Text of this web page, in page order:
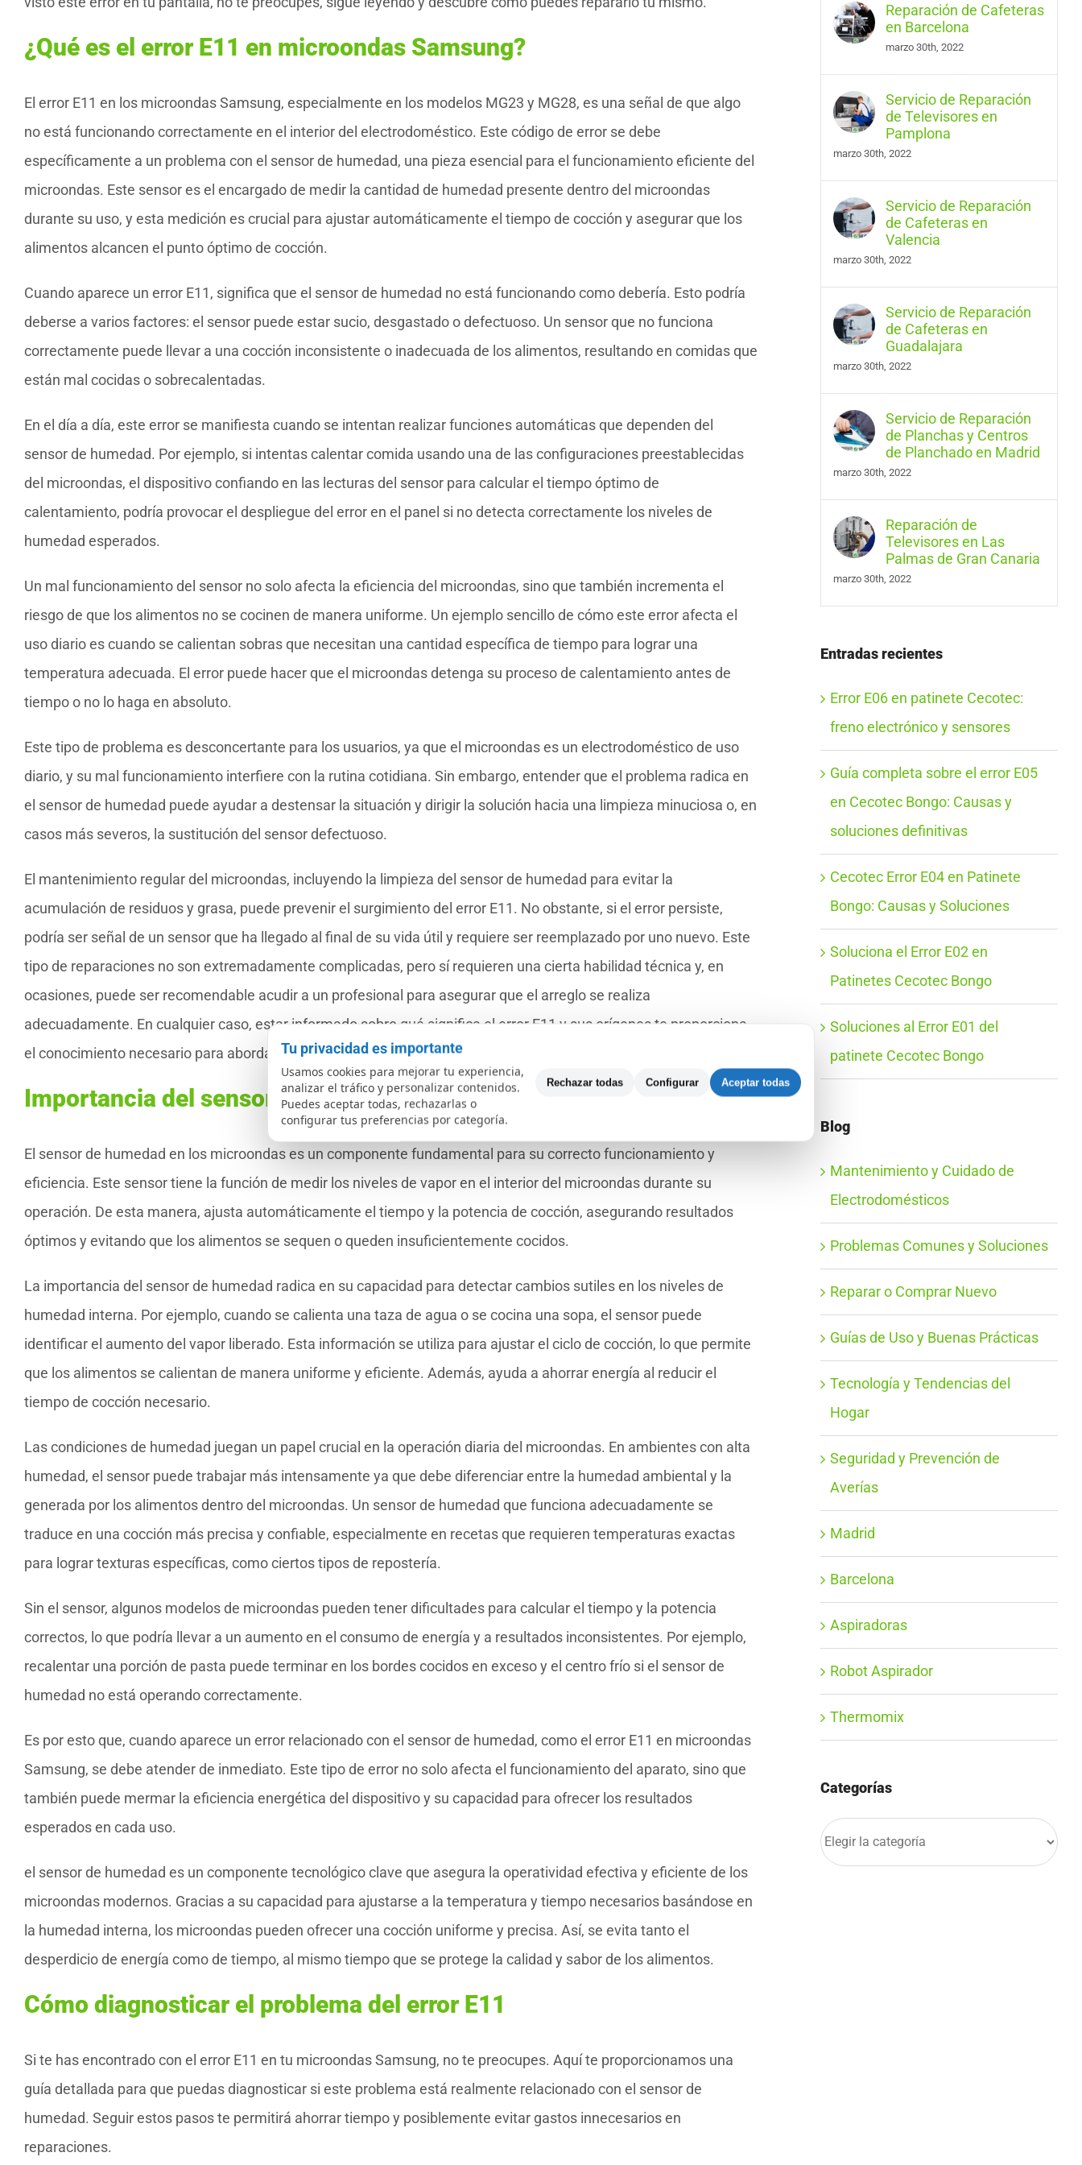
¿Qué es el error E11 en microondas Samsung?
El error E11 en los microondas Samsung, especialmente en los modelos MG23 y MG28, es una señal de que algo
no está funcionando correctamente en el interior del electrodoméstico. Este código de error se debe
específicamente a un problema con el sensor de humedad, una pieza esencial para el funcionamiento eficiente del
microondas. Este sensor es el encargado de medir la cantidad de humedad presente dentro del microondas
durante su uso, y esta medición es crucial para ajustar automáticamente el tiempo de cocción y asegurar que los
alimentos alcancen el punto óptimo de cocción.
Cuando aparece un error E11, significa que el sensor de humedad no está funcionando como debería. Esto podría
deberse a varios factores: el sensor puede estar sucio, desgastado o defectuoso. Un sensor que no funciona
correctamente puede llevar a una cocción inconsistente o inadecuada de los alimentos, resultando en comidas que
están mal cocidas o sobrecalentadas.
En el día a día, este error se manifiesta cuando se intentan realizar funciones automáticas que dependen del
sensor de humedad. Por ejemplo, si intentas calentar comida usando una de las configuraciones preestablecidas
del microondas, el dispositivo confiando en las lecturas del sensor para calcular el tiempo óptimo de
calentamiento, podría provocar el despliegue del error en el panel si no detecta correctamente los niveles de
humedad esperados.
Un mal funcionamiento del sensor no solo afecta la eficiencia del microondas, sino que también incrementa el
riesgo de que los alimentos no se cocinen de manera uniforme. Un ejemplo sencillo de cómo este error afecta el
uso diario es cuando se calientan sobras que necesitan una cantidad específica de tiempo para lograr una
temperatura adecuada. El error puede hacer que el microondas detenga su proceso de calentamiento antes de
tiempo o no lo haga en absoluto.
Este tipo de problema es desconcertante para los usuarios, ya que el microondas es un electrodoméstico de uso
diario, y su mal funcionamiento interfiere con la rutina cotidiana. Sin embargo, entender que el problema radica en
el sensor de humedad puede ayudar a destensar la situación y dirigir la solución hacia una limpieza minuciosa o, en
casos más severos, la sustitución del sensor defectuoso.
El mantenimiento regular del microondas, incluyendo la limpieza del sensor de humedad para evitar la
acumulación de residuos y grasa, puede prevenir el surgimiento del error E11. No obstante, si el error persiste,
podría ser señal de un sensor que ha llegado al final de su vida útil y requiere ser reemplazado por uno nuevo. Este
tipo de reparaciones no son extremadamente complicadas, pero sí requieren una cierta habilidad técnica y, en
ocasiones, puede ser recomendable acudir a un profesional para asegurar que el arreglo se realiza
adecuadamente. En cualquier caso, estar informado sobre qué significa el error E11 y sus orígenes te proporciona
el conocimiento necesario para abordar el problema con confianza.
Importancia del sensor de humedad en los microondas
El sensor de humedad en los microondas es un componente fundamental para su correcto funcionamiento y
eficiencia. Este sensor tiene la función de medir los niveles de vapor en el interior del microondas durante su
operación. De esta manera, ajusta automáticamente el tiempo y la potencia de cocción, asegurando resultados
óptimos y evitando que los alimentos se sequen o queden insuficientemente cocidos.
La importancia del sensor de humedad radica en su capacidad para detectar cambios sutiles en los niveles de
humedad interna. Por ejemplo, cuando se calienta una taza de agua o se cocina una sopa, el sensor puede
identificar el aumento del vapor liberado. Esta información se utiliza para ajustar el ciclo de cocción, lo que permite
que los alimentos se calientan de manera uniforme y eficiente. Además, ayuda a ahorrar energía al reducir el
tiempo de cocción necesario.
Las condiciones de humedad juegan un papel crucial en la operación diaria del microondas. En ambientes con alta
humedad, el sensor puede trabajar más intensamente ya que debe diferenciar entre la humedad ambiental y la
generada por los alimentos dentro del microondas. Un sensor de humedad que funciona adecuadamente se
traduce en una cocción más precisa y confiable, especialmente en recetas que requieren temperaturas exactas
para lograr texturas específicas, como ciertos tipos de repostería.
Sin el sensor, algunos modelos de microondas pueden tener dificultades para calcular el tiempo y la potencia
correctos, lo que podría llevar a un aumento en el consumo de energía y a resultados inconsistentes. Por ejemplo,
recalentar una porción de pasta puede terminar en los bordes cocidos en exceso y el centro frío si el sensor de
humedad no está operando correctamente.
Es por esto que, cuando aparece un error relacionado con el sensor de humedad, como el error E11 en microondas
Samsung, se debe atender de inmediato. Este tipo de error no solo afecta el funcionamiento del aparato, sino que
también puede mermar la eficiencia energética del dispositivo y su capacidad para ofrecer los resultados
esperados en cada uso.
el sensor de humedad es un componente tecnológico clave que asegura la operatividad efectiva y eficiente de los
microondas modernos. Gracias a su capacidad para ajustarse a la temperatura y tiempo necesarios basándose en
la humedad interna, los microondas pueden ofrecer una cocción uniforme y precisa. Así, se evita tanto el
desperdicio de energía como de tiempo, al mismo tiempo que se protege la calidad y sabor de los alimentos.
Cómo diagnosticar el problema del error E11
Si te has encontrado con el error E11 en tu microondas Samsung, no te preocupes. Aquí te proporcionamos una
guía detallada para que puedas diagnosticar si este problema está realmente relacionado con el sensor de
humedad. Seguir estos pasos te permitirá ahorrar tiempo y posiblemente evitar gastos innecesarios en
reparaciones.
Reparación de Cafeteras
en Barcelona
marzo 30th, 2022
Servicio de Reparación
de Televisores en
Pamplona
marzo 30th, 2022
Servicio de Reparación
de Cafeteras en
Valencia
marzo 30th, 2022
Servicio de Reparación
de Cafeteras en
Guadalajara
marzo 30th, 2022
Servicio de Reparación
de Planchas y Centros
de Planchado en Madrid
marzo 30th, 2022
Reparación de
Televisores en Las
Palmas de Gran Canaria
marzo 30th, 2022
Entradas recientes
Error E06 en patinete Cecotec:
freno electrónico y sensores
Guía completa sobre el error E05
en Cecotec Bongo: Causas y
soluciones definitivas
Cecotec Error E04 en Patinete
Bongo: Causas y Soluciones
Soluciona el Error E02 en
Patinetes Cecotec Bongo
Soluciones al Error E01 del
patinete Cecotec Bongo
Blog
Mantenimiento y Cuidado de
Electrodomésticos
Problemas Comunes y Soluciones
Reparar o Comprar Nuevo
Guías de Uso y Buenas Prácticas
Tecnología y Tendencias del
Hogar
Seguridad y Prevención de
Averías
Madrid
Barcelona
Aspiradoras
Robot Aspirador
Thermomix
Categorías
Categorías
Tu privacidad es importante
Usamos cookies para mejorar tu experiencia,
analizar el tráfico y personalizar contenidos.
Puedes aceptar todas, rechazarlas o
configurar tus preferencias por categoría.
Rechazar todas Configurar Aceptar todas